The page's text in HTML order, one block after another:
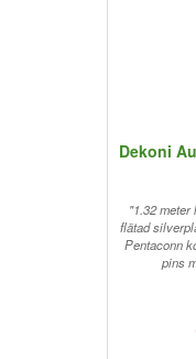
Dekoni
"1.32
flätad
Pentaconn
pins